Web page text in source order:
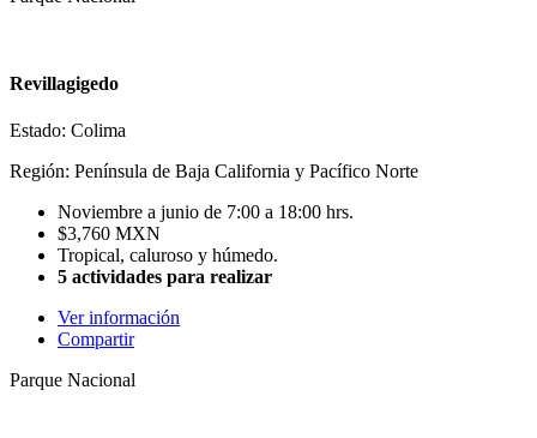
Revillagigedo
Estado: Colima
Región: Península de Baja California y Pacífico Norte
Noviembre a junio de 7:00 a 18:00 hrs.
$3,760 MXN
Tropical, caluroso y húmedo.
5 actividades para realizar
Ver información
Compartir
Parque Nacional